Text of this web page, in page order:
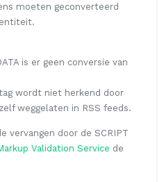
moeten geconverteerd
is er geen conversie van
wordt niet herkend door
weggelaten in RSS feeds.
vervangen door de SCRIPT
Validation Service de